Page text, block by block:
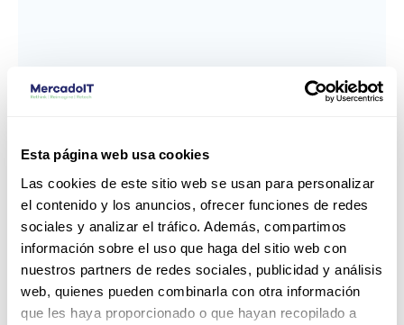
Esta página web usa cookies
Las cookies de este sitio web se usan para personalizar
el contenido y los anuncios, ofrecer funciones de redes
sociales y analizar el tráfico. Además, compartimos
información sobre el uso que haga del sitio web con
nuestros partners de redes sociales, publicidad y análisis
web, quienes pueden combinarla con otra información
que les haya proporcionado o que hayan recopilado a
Name*
Email*